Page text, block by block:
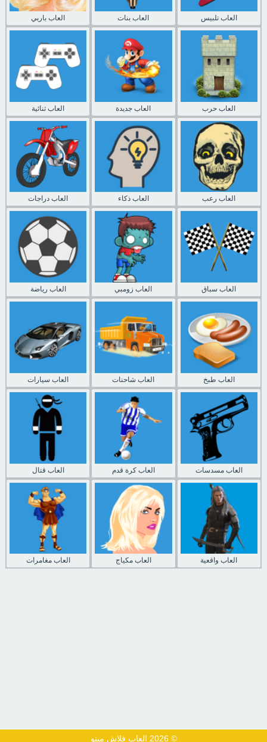
العاب باربي العاب بنات العاب تلبيس
العاب ثنائية العاب جديدة العاب حرب
العاب دراجات العاب ذكاء العاب رعب
العاب رياضة العاب زومبي العاب سباق
العاب سيارات العاب شاحنات العاب طبخ
العاب قتال العاب كرة قدم العاب مسدسات
العاب مغامرات العاب مكياج العاب واقعية
© 2026 العاب فلاش مينو